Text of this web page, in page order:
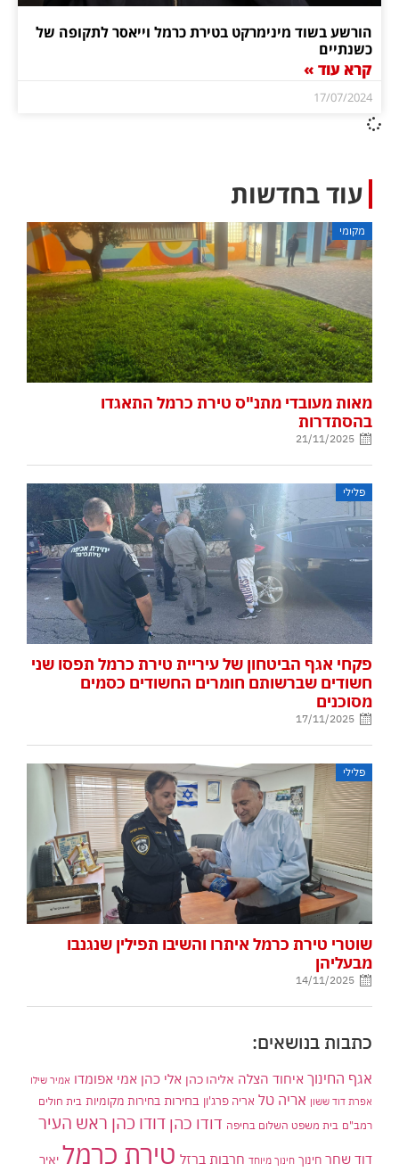
הורשע בשוד מינימרקט בטירת כרמל וייאסר לתקופה של
כשנתיים
קרא עוד »
17/07/2024
עוד בחדשות
מקומי
מאות מעובדי מתנ"ס טירת כרמל התאגדו
בהסתדרות
21/11/2025
פלילי
פקחי אגף הביטחון של עיריית טירת כרמל תפסו שני
חשודים שברשותם חומרים החשודים כסמים
מסוכנים
17/11/2025
פלילי
שוטרי טירת כרמל איתרו והשיבו תפילין שנגנבו
מבעליהן
14/11/2025
כתבות בנושאים:
אגף החינוך איחוד הצלה אליהו כהן אלי כהן אמי אפומדו אמיר שילו
אפרת דוד ששון אריה טל אריה פרג'ון בחירות בחירות מקומיות בית חולים
רמב"ם בית משפט השלום בחיפה דודו כהן דודו כהן ראש העיר
דוד שחר חינוך חינוך מיוחד חרבות ברזל טירת כרמל יאיר